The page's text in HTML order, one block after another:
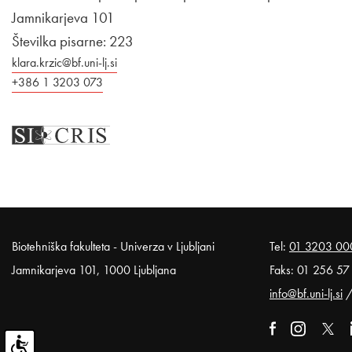
Jamnikarjeva 101
Številka pisarne: 223
klara.krzic@bf.uni-lj.si
+386 1 3203 073
Noga strani
Biotehniška fakulteta - Univerza v Ljubljani
Jamnikarjeva 101, 1000 Ljubljana
Tel: 01 3203
Faks: 01 256
info@bf.uni-lj.si /